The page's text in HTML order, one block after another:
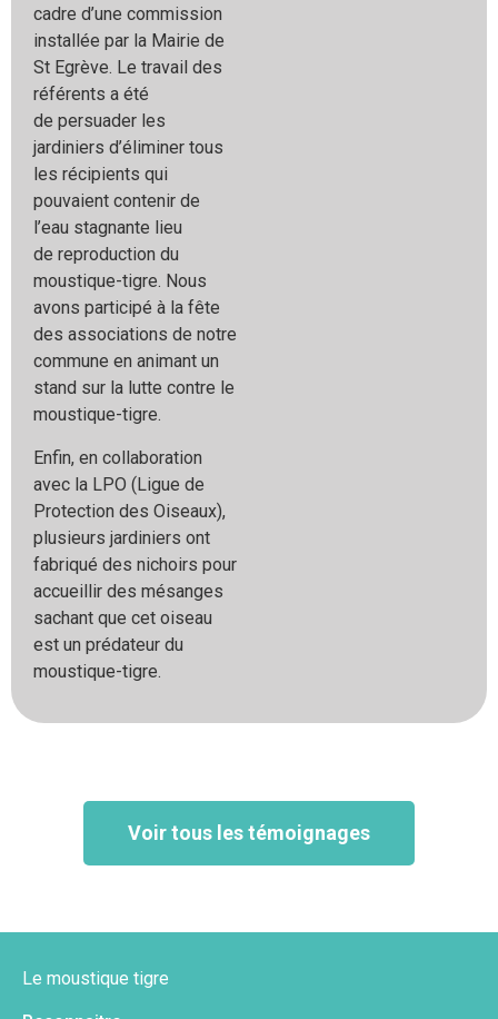
cadre d’une commission
installée par la Mairie de
St Egrève. Le travail des
référents a été
de persuader les
jardiniers d’éliminer tous
les récipients qui
pouvaient contenir de
l’eau stagnante lieu
de reproduction du
moustique-tigre. Nous
avons participé à la fête
des associations de notre
commune en animant un
stand sur la lutte contre le
moustique-tigre.
Enfin, en collaboration
avec la LPO (Ligue de
Protection des Oiseaux),
plusieurs jardiniers ont
fabriqué des nichoirs pour
accueillir des mésanges
sachant que cet oiseau
est un prédateur du
moustique-tigre.
Voir tous les témoignages
Le moustique tigre